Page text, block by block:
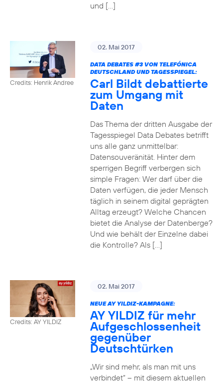
und […]
Credits: Henrik Andree
02. Mai 2017
DATA DEBATES #3VON TELEFÓNICA
DEUTSCHLAND UND TAGESSPIEGEL:
Carl Bildt debattierte
zum Umgang mit
Daten
Das Thema der dritten Ausgabe der
Tagesspiegel Data Debates betrifft
uns alle ganz unmittelbar:
Datensouveränität. Hinter dem
sperrigen Begriff verbergen sich
simple Fragen: Wer darf über die
Daten verfügen, die jeder Mensch
täglich in seinem digital geprägten
Alltag erzeugt? Welche Chancen
bietet die Analyse der Datenberge?
Und wie behält der Einzelne dabei
die Kontrolle? Als […]
Credits: AY YILDIZ
02. Mai 2017
NEUE AY YILDIZ-KAMPAGNE:
AY YILDIZ für mehr
Aufgeschlossenheit
gegenüber
Deutschtürken
„Wir sind mehr, als man mit uns
verbindet“ – mit diesem aktuellen